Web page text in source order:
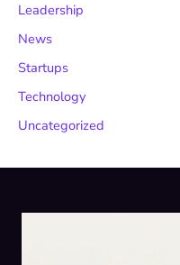
Leadership
News
Startups
Technology
Uncategorized